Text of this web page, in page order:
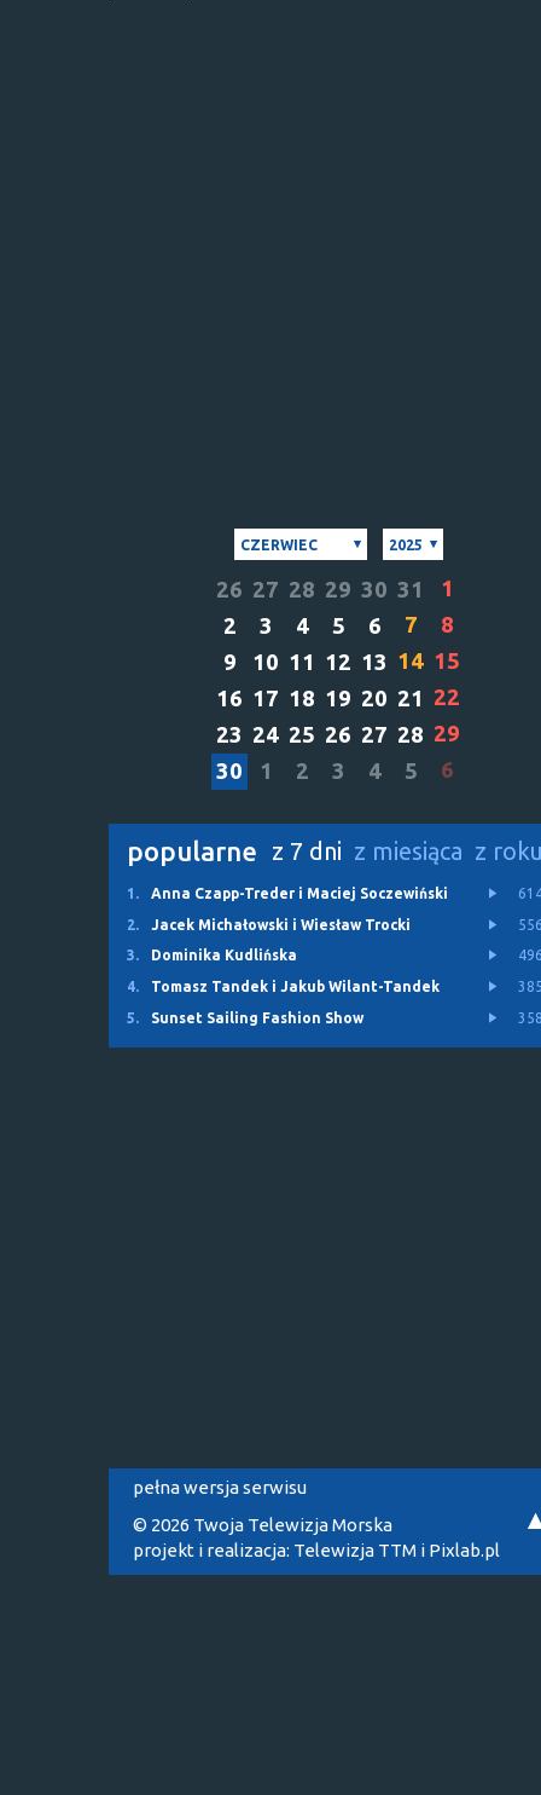
CZERWIEC 2025
26 27 28 29 30 31
1
2
3 4 5 6 7
8
9
10 11 12 13 14 15
16 17 18 19 20 21 22
23 24 25 26 27 28 29
30
1 2 3 4 5 6
popularne z 7 dni z miesiąca z
1. Anna Czapp-Treder i Maciej Soczewiński
2.
Jacek Michałowski i Wiesław Trocki
3.
Dominika Kudlińska
4.
Tomasz Tandek i Jakub Wilant-Tandek
5.
Sunset Sailing Fashion Show
pełna wersja serwisu
© 2026 Twoja Telewizja Morska
projekt i realizacja: Telewizja TTM i Pixlab.pl